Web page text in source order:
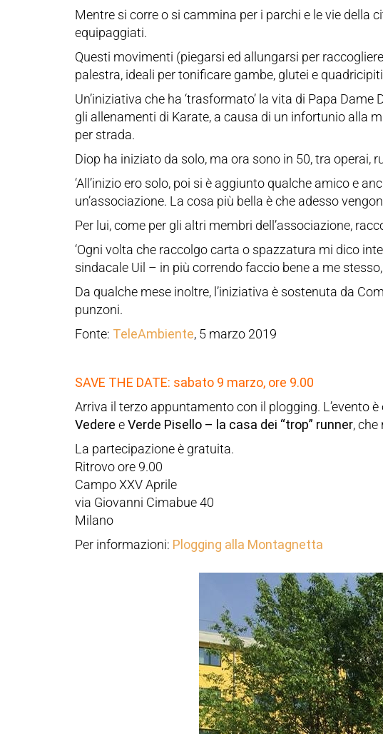
Mentre si corre o si cammina per i parchi e le vie della
equipaggiati.
Questi movimenti (piegarsi ed allungarsi per
palestra, ideali per tonificare gambe, glutei e
Un’iniziativa che ha ‘trasformato’ la vita di Papa
gli allenamenti di Karate, a causa di un infortunio alla
per strada.
Diop ha iniziato da solo, ma ora sono in 50, tra operai,
‘All’inizio ero solo, poi si è aggiunto qualche amico e
un’associazione. La cosa più bella è che adesso
Per lui, come per gli altri membri dell’associazione,
‘Ogni volta che raccolgo carta o spazzatura mi dico
sindacale Uil – in più correndo faccio bene a me
Da qualche mese inoltre, l’iniziativa è sostenuta da
punzoni.
Fonte: TeleAmbiente, 5 marzo 2019
SAVE THE DATE: sabato 9 marzo, ore 9.00
Arriva il terzo appuntamento con il plogging. L’evento
Vedere eVerde Pisello – la casa dei “trop” runner,
La partecipazione è gratuita.
Ritrovo ore 9.00
Campo XXV Aprile
via Giovanni Cimabue 40
Milano
Per informazioni: Plogging alla Montagnetta